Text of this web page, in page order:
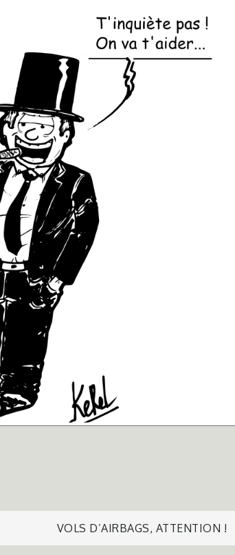
VOLS D’AIRBAGS, ATTENTION !